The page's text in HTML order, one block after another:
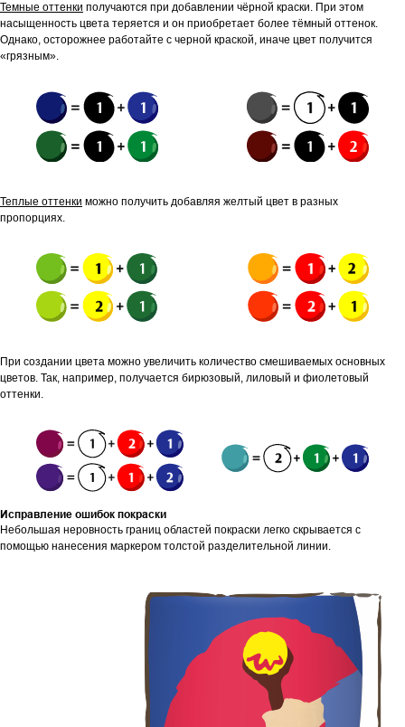
Темные оттенки получаются при добавлении чёрной краски. При этом
насыщенность цвета теряется и он приобретает более тёмный оттенок.
Однако, осторожнее работайте с черной краской, иначе цвет получится
«грязным».
Теплые оттенки можно получить добавляя желтый цвет в разных
пропорциях.
При создании цвета можно увеличить количество смешиваемых основных
цветов. Так, например, получается бирюзовый, лиловый и фиолетовый
оттенки.
Исправление ошибок покраски
Небольшая неровность границ областей покраски легко скрывается с
помощью нанесения маркером толстой разделительной линии.